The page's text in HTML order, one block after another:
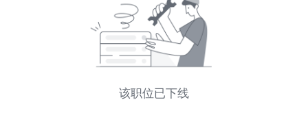
该职位已下线